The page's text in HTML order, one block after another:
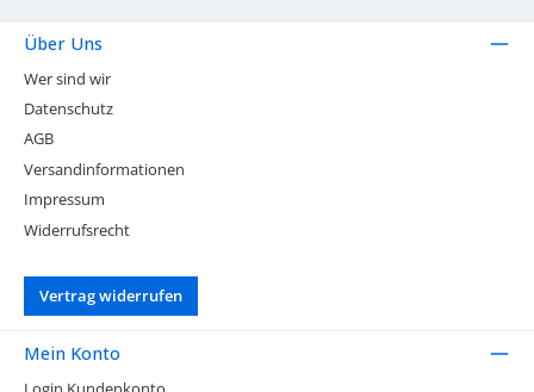
Über Uns
Wer sind wir
Datenschutz
AGB
Versandinformationen
Impressum
Widerrufsrecht
Vertrag widerrufen
Mein Konto